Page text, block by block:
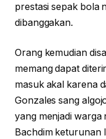
prestasi sepak bola
dibanggakan.
Orang kemudian
memang dapat
masuk akal karena
Gonzales sang
yang menjadi
Bachdim